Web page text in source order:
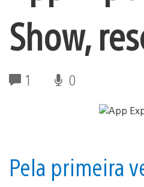
Show,
1 0
Pela primeira